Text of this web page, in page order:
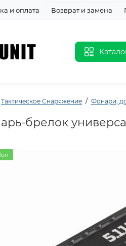
и оплата Возврат и замена
Тактическое Снаряжение Фонари,
брелок